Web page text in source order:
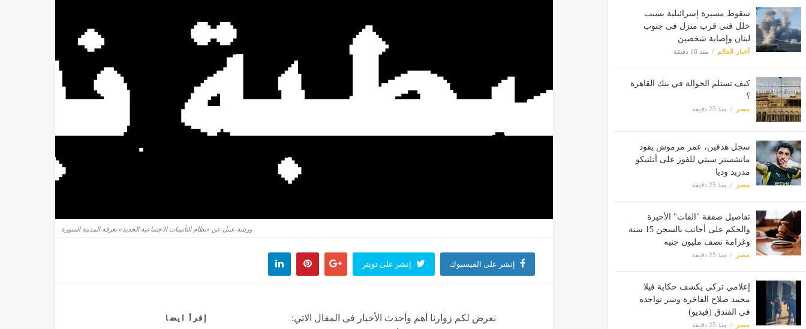
سقوط مسيرة إسرائيلية بسبب
خلل فنى قرب منزل فى جنوب
لبنان وإصابة شخصين
أخبار العالم منذ 16 دقيقة
كيف تستلم الحوالة في بنك القاهرة
؟
مصر منذ 25 دقيقة
سجل هدفين، عمر مرموش يقود
مانشستر سيتي للفوز على أتلتيكو
مدريد وديا
مصر منذ 25 دقيقة
تفاصيل صفقة "القات" الأخيرة
والحكم على أجانب بالسجن 15 سنة
وغرامة نصف مليون جنيه
مصر منذ 25 دقيقة
إعلامي تركي يكشف حكاية فيلا
محمد صلاح الفاخرة وسر تواجده
في الفندق (فيديو)
مصر منذ 25 دقيقة
ورشة عمل عن «نظام التأمينات الاجتماعية الجديد» بغرفة المدينة المنورة
إنشر على الفيسبوك إنشر على تويتر
إقرأ ايضا
نعرض لكم زوارنا أهم وأحدث الأخبار فى المقال الاتي: